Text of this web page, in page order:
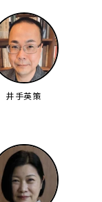
井手英策